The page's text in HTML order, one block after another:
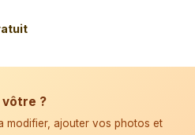
?
modifier, ajouter vos photos et